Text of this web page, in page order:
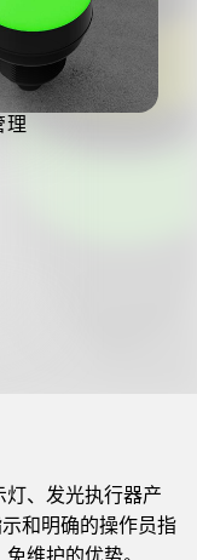
理
灯、发光执行器产
和明确的操作员指